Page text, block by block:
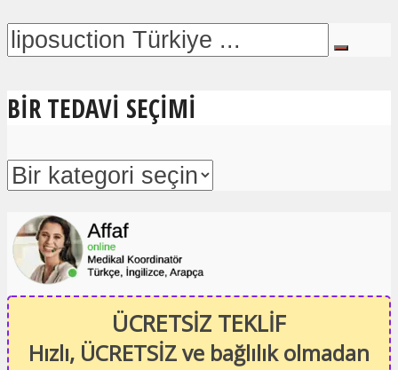
BIR TEDAVI SEÇIMI
ÜCRETSİZ TEKLİF
Hızlı, ÜCRETSİZ ve bağlılık olmadan